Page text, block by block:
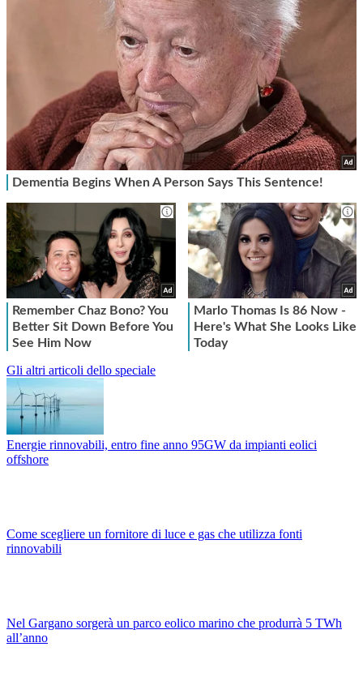
Gli altri articoli dello speciale
Energie rinnovabili, entro fine anno 95GW da impianti eolici
offshore
Come scegliere un fornitore di luce e gas che utilizza fonti
rinnovabili
Nel Gargano sorgerà un parco eolico marino che produrrà 5 TWh
all’anno